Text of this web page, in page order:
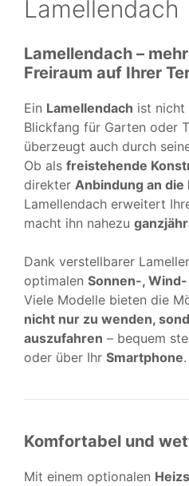
Lamellendach
Lamellendach –
Freiraum auf Ihrer
Ein Lamellendach ist nicht
Blickfang für Garten oder
überzeugt auch durch
Ob als freistehende
direkter Anbindung an die
Lamellendach erweitert
macht ihn nahezu
Dank verstellbarer
optimalen Sonnen-,
Viele Modelle bieten die
nicht nur zu wenden,
auszufahren – bequem
oder über Ihr Smartphone.
Komfortabel und
Mit einem optionalen